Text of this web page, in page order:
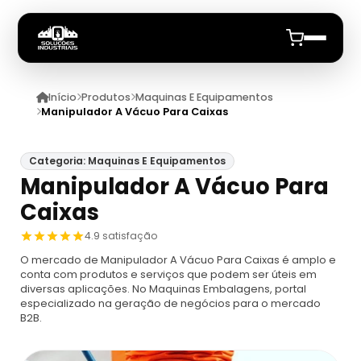
Início
Produtos
Maquinas E Equipamentos
Dosador
Máquina De Embalagem Compacta
Máquina Embaladora E Seladora
Datadores
Datadores
Datador De Potes
Anuncie
Início Produtos Maquinas E Equipamentos
Manipulador A Vácuo Para Caixas
Categoria: Maquinas E Equipamentos
Manipulador A Vácuo Para
Caixas
4.9 satisfação
O mercado de Manipulador A Vácuo Para Caixas é amplo e
conta com produtos e serviços que podem ser úteis em
diversas aplicações. No Maquinas Embalagens, portal
especializado na geração de negócios para o mercado
B2B.